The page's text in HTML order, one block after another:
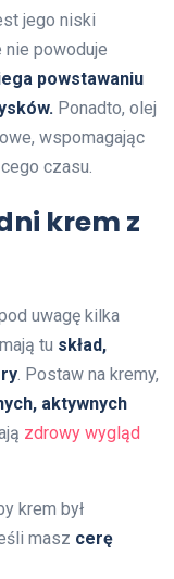
jego niski
nie powoduje
powstawaniu
Ponadto, olej
wspomagając
czasu.
krem z
uwagę kilka
tu skład,
. Postaw na kremy,
aktywnych
zdrowy wygląd
krem był
masz cerę